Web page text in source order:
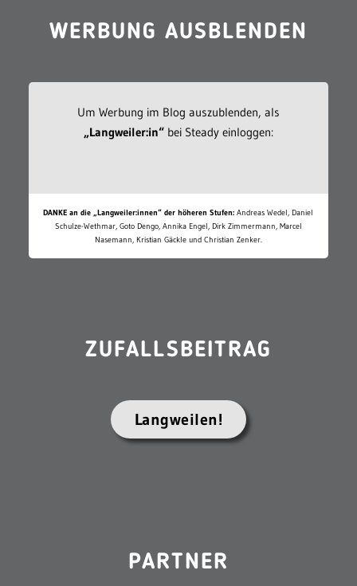
WERBUNG AUSBLENDEN
Um Werbung im Blog auszublenden, als
„Langweiler:in“bei Steady einloggen:
DANKE an die „Langweiler:innen“ der höheren Stufen: Andreas Wedel, Daniel
Schulze-Wethmar, Goto Dengo, Annika Engel, Dirk Zimmermann, Marcel
Nasemann, Kristian Gäckle und Christian Zenker.
ZUFALLSBEITRAG
Langweilen!
PARTNER